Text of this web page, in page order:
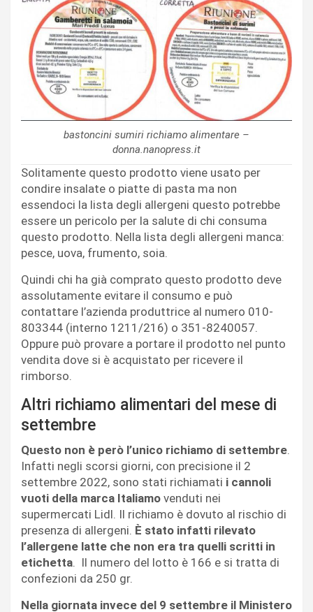
bastoncini sumiri richiamo alimentare –
donna.nanopress.it
Solitamente questo prodotto viene usato per
condire insalate o piatte di pasta ma non
essendoci la lista degli allergeni questo potrebbe
essere un pericolo per la salute di chi consuma
questo prodotto. Nella lista degli allergeni manca:
pesce, uova, frumento, soia.
Quindi chi ha già comprato questo prodotto deve
assolutamente evitare il consumo e può
contattare l’azienda produttrice al numero 010-
803344 (interno 1211/216) o 351-8240057.
Oppure può provare a portare il prodotto nel punto
vendita dove si è acquistato per ricevere il
rimborso.
Altri richiamo alimentari del mese di
settembre
Questo non è però l’unico richiamo di settembre.
Infatti negli scorsi giorni, con precisione il 2
settembre 2022, sono stati richiamati i cannoli
vuoti della marca Italiamo venduti nei
supermercati Lidl. Il richiamo è dovuto al rischio di
presenza di allergeni. È stato infatti rilevato
l’allergene latte che non era tra quelli scritti in
etichetta. Il numero del lotto è 166 e si tratta di
confezioni da 250 gr.
Nella giornata invece del 9 settembre il Ministero